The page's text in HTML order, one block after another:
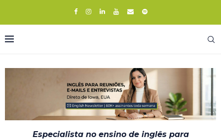
Especialista no ensino de inglês para